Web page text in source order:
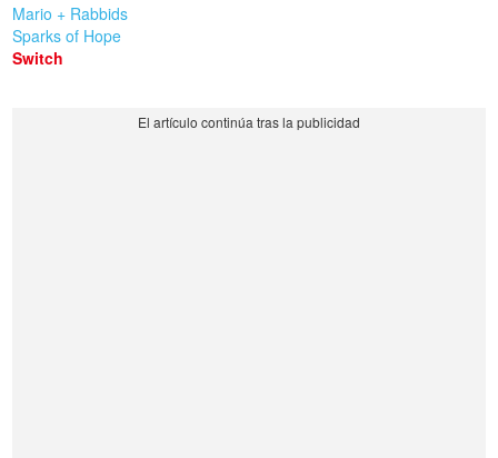
Mario + Rabbids
Sparks of Hope
Switch